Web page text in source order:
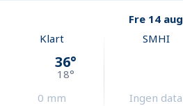
Fre 14 aug
Klart
36°
18°
0 mm
SMHI
Ingen data